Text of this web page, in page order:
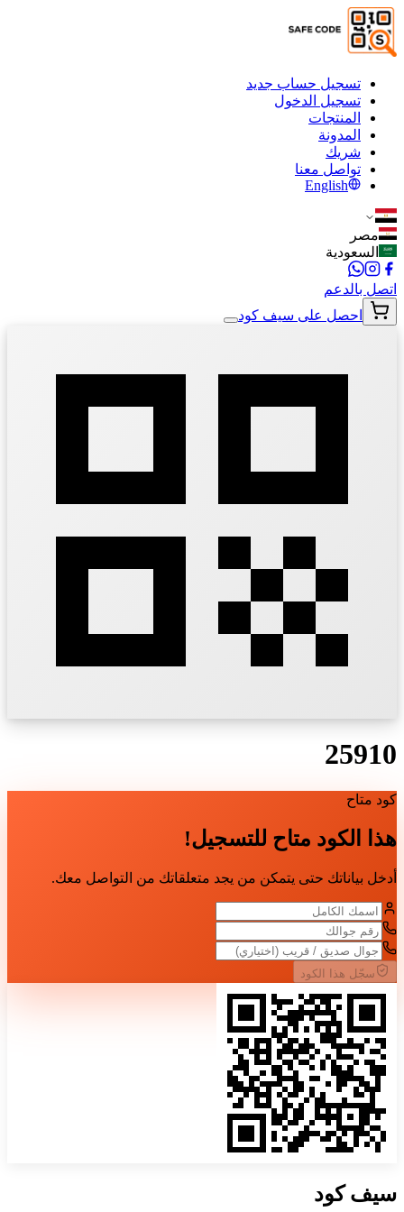
تسجيل حساب جديد
تسجيل الدخول
المنتجات
المدونة
شريك
تواصل معنا
English
مصر
السعودية
اتصل بالدعم
احصل على سيف كود
25910
كود متاح
هذا الكود متاح للتسجيل!
أدخل بياناتك حتى يتمكن من يجد متعلقاتك من التواصل معك.
سجّل هذا الكود
سيفكود